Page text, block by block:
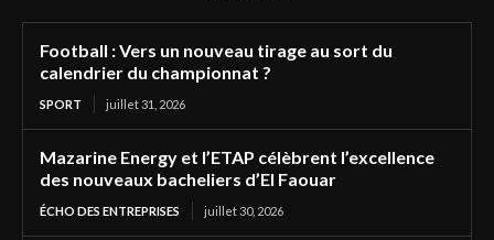
Football : Vers un nouveau tirage au sort du
calendrier du championnat ?
SPORT juillet 31, 2026
Mazarine Energy et l’ETAP célèbrent l’excellence
des nouveaux bacheliers d’El Faouar
ÉCHO DES ENTREPRISES juillet 30, 2026